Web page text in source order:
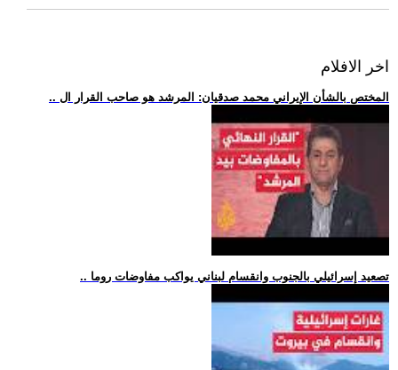
اخر الافلام
.. المختص بالشأن الإيراني محمد صدقيان: المرشد هو صاحب القرار ال
.. تصعيد إسرائيلي بالجنوب وانقسام لبناني يواكب مفاوضات روما